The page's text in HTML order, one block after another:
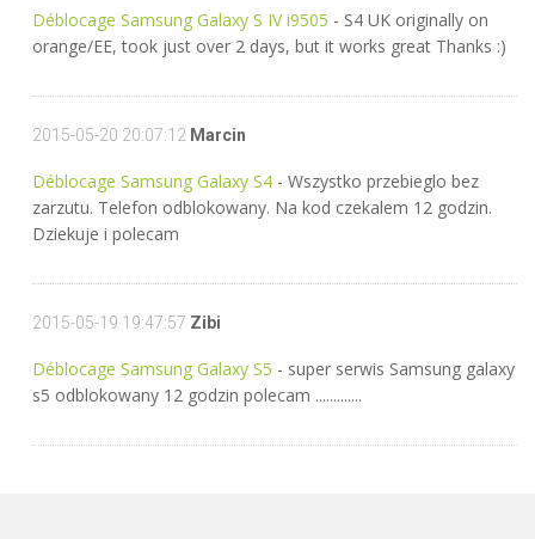
Déblocage Samsung Galaxy S IV i9505 - S4 UK originally on
orange/EE, took just over 2 days, but it works great Thanks :)
2015-05-20 20:07:12 Marcin
Déblocage Samsung Galaxy S4 - Wszystko przebieglo bez
zarzutu. Telefon odblokowany. Na kod czekalem 12 godzin.
Dziekuje i polecam
2015-05-19 19:47:57 Zibi
Déblocage Samsung Galaxy S5 - super serwis Samsung galaxy
s5 odblokowany 12 godzin polecam .............